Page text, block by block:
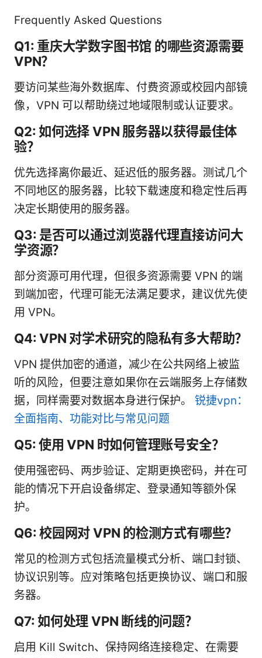
Frequently Asked Questions
Q1: 重庆大学数字图书馆 的哪些资源需要
VPN？
要访问某些海外数据库、付费资源或校园内部镜
像，VPN 可以帮助绕过地域限制或认证要求。
Q2: 如何选择 VPN 服务器以获得最佳体
验？
优先选择离你最近、延迟低的服务器。测试几个
不同地区的服务器，比较下载速度和稳定性后再
决定长期使用的服务器。
Q3: 是否可以通过浏览器代理直接访问大
学资源？
部分资源可用代理，但很多资源需要 VPN 的端
到端加密，代理可能无法满足要求，建议优先使
用 VPN。
Q4: VPN 对学术研究的隐私有多大帮助？
VPN 提供加密的通道，减少在公共网络上被监
听的风险，但要注意如果你在云端服务上存储数
据，同样需要对数据本身进行保护。 锐捷vpn：
全面指南、功能对比与常见问题
Q5: 使用 VPN 时如何管理账号安全？
使用强密码、两步验证、定期更换密码，并在可
能的情况下开启设备绑定、登录通知等额外保
护。
Q6: 校园网对 VPN 的检测方式有哪些？
常见的检测方式包括流量模式分析、端口封锁、
协议识别等。应对策略包括更换协议、端口和服
务器。
Q7: 如何处理 VPN 断线的问题？
启用 Kill Switch、保持网络连接稳定、在需要